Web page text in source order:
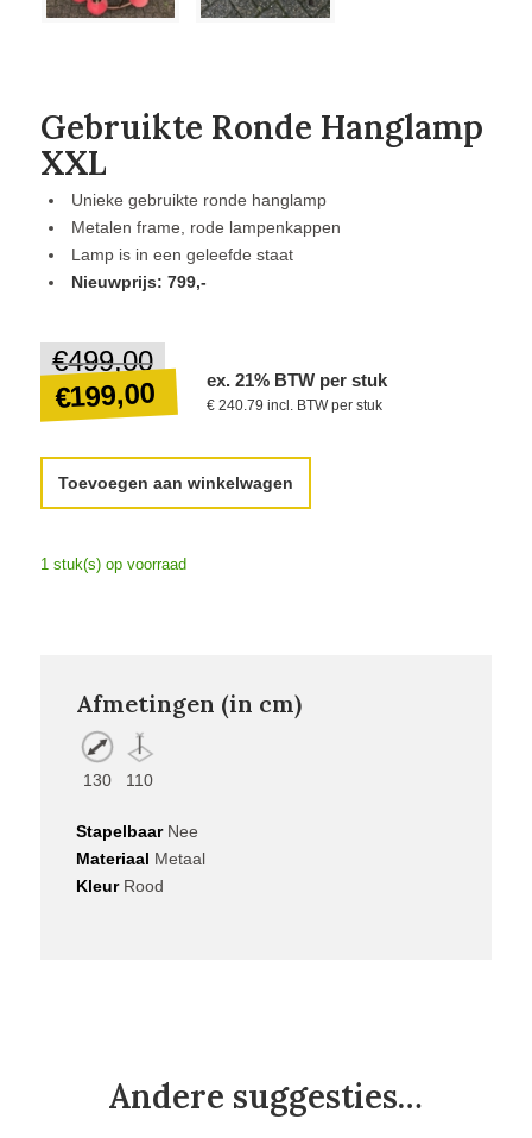
Gebruikte Ronde Hanglamp
XXL
Unieke gebruikte ronde hanglamp
Metalen frame, rode lampenkappen
Lamp is in een geleefde staat
Nieuwprijs: 799,-
€499,00
prijs
was:
€199,00
Huidige
prijs
is:
ex. 21% BTW per stuk
€ 240.79 incl. BTW per stuk
Toevoegen aan winkelwagen
1 stuk(s) op voorraad
Afmetingen (in cm)
130 110
StapelbaarNee
Materiaal Metaal
KleurRood
Andere suggesties…